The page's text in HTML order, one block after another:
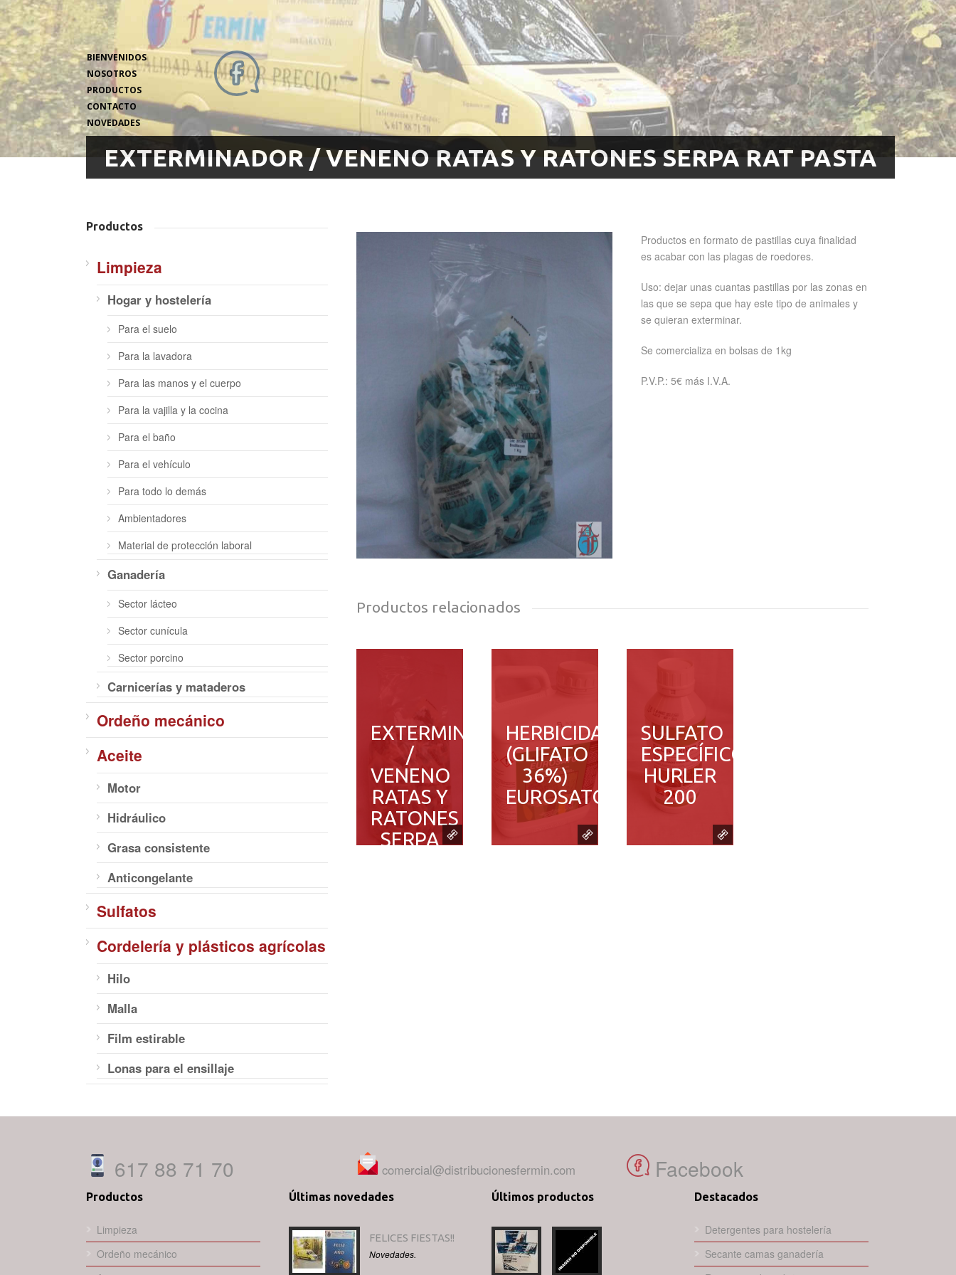
BIENVENIDOS
NOSOTROS
PRODUCTOS
CONTACTO
NOVEDADES
EXTERMINADOR / VENENO RATAS Y RATONES SERPA RAT PASTA
Productos en formato de pastillas cuya finalidad
es acabar con las plagas de roedores.
Uso: dejar unas cuantas pastillas por las zonas en
las que se sepa que hay este tipo de animales y
se quieran exterminar.
Se comercializa en bolsas de 1kg
P.V.P.: 5€ más I.V.A.
Productos relacionados
EXTERMINADOR
/
VENENO
RATAS Y
RATONES
SERPA
HERBICIDA
(GLIFATO
36%)
EUROSATO
SULFATO
ESPECÍFICO
HURLER
200
Productos
Limpieza
Hogar y hostelería
Para el suelo
Para la lavadora
Para las manos y el cuerpo
Para la vajilla y la cocina
Para el baño
Para el vehículo
Para todo lo demás
Ambientadores
Material de protección laboral
Ganadería
Sector lácteo
Sector cunícula
Sector porcino
Carnicerías y mataderos
Ordeño mecánico
Aceite
Motor
Hidráulico
Grasa consistente
Anticongelante
Sulfatos
Cordelería y plásticos agrícolas
Hilo
Malla
Film estirable
Lonas para el ensillaje
617 88 71 70 comercial@distribucionesfermin.com Facebook
Productos
Limpieza
Ordeño mecánico
Últimas novedades
FELICES FIESTAS!!
Novedades.
Últimos productos Destacados
Detergentes para hostelería
Secante camas ganadería